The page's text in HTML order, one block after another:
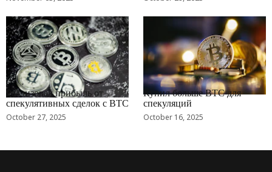
RRCNEWS_RU
Реализовал прибыль от
спекулятивных сделок с BTC
October 27, 2025
RRCNEWS_RU
Купил больше BTC для
спекуляций
October 16, 2025